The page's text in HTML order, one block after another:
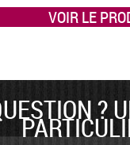
VOIR LE
?